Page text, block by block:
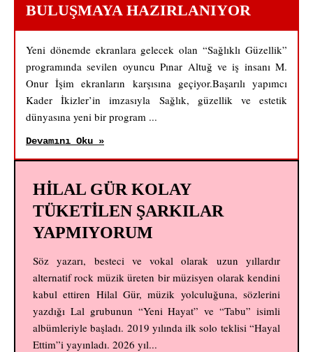
BULUŞMAYA HAZIRLANIYOR
Yeni dönemde ekranlara gelecek olan “Sağlıklı Güzellik”
programında sevilen oyuncu Pınar Altuğ ve iş insanı M.
Onur İşim ekranların karşısına geçiyor.Başarılı yapımcı
Kader İkizler’in imzasıyla Sağlık, güzellik ve estetik
dünyasına yeni bir program ...
Devamını Oku »
HİLAL GÜR KOLAY
TÜKETİLEN ŞARKILAR
YAPMIYORUM
Söz yazarı, besteci ve vokal olarak uzun yıllardır
alternatif rock müzik üreten bir müzisyen olarak kendini
kabul ettiren Hilal Gür, müzik yolculuğuna, sözlerini
yazdığı Lal grubunun “Yeni Hayat” ve “Tabu” isimli
albümleriyle başladı. 2019 yılında ilk solo teklisi “Hayal
Ettim”i yayınladı. 2026 yıl...